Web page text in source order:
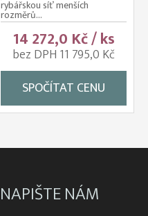
rybářskou síť menších
rozměrů...
14 272,0 Kč / ks
bez DPH 11 795,0 Kč
SPOČÍTAT CENU
NAPIŠTE NÁM